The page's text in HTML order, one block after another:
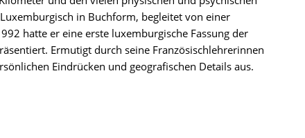
in Buchform, begleitet von einer
hatte er eine erste luxemburgische Fassung der
Ermutigt durch seine Französischlehrerinnen
Eindrücken und geografischen Details aus.